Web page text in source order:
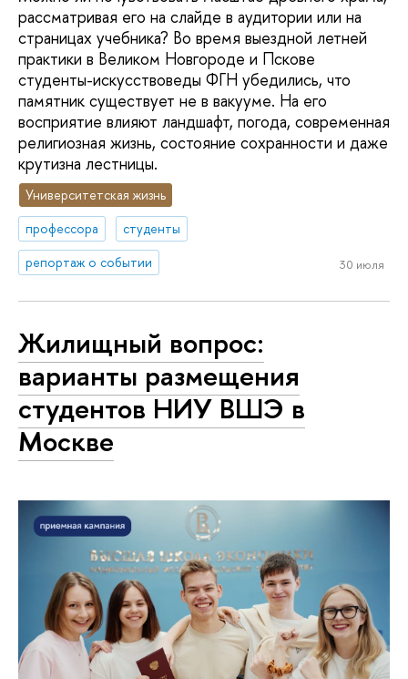
рассматривая его на слайде в аудитории или на
страницах учебника? Во время выездной летней
практики в Великом Новгороде и Пскове
студенты-искусствоведы ФГН убедились, что
памятник существует не в вакууме. На его
восприятие влияют ландшафт, погода, современная
религиозная жизнь, состояние сохранности и даже
крутизна лестницы.
Университетская жизнь
профессора
студенты
репортаж о событии
30 июля
Жилищный вопрос:
варианты размещения
студентов НИУ ВШЭ в
Москве